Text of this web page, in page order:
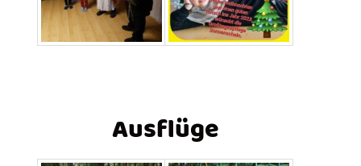
Ausflüge